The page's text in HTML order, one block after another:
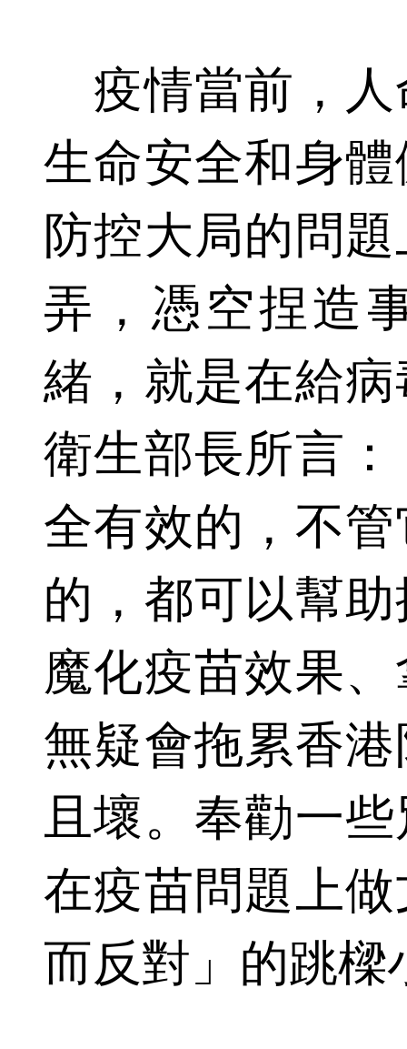
疫情當前，人
生命安全和身
防控大局的問
弄，憑空捏造
緒，就是在給
衛生部長所言
全有效的，不
的，都可以幫
魔化疫苗效果
無疑會拖累香
且壞。奉勸一
在疫苗問題上
而反對」的跳樑